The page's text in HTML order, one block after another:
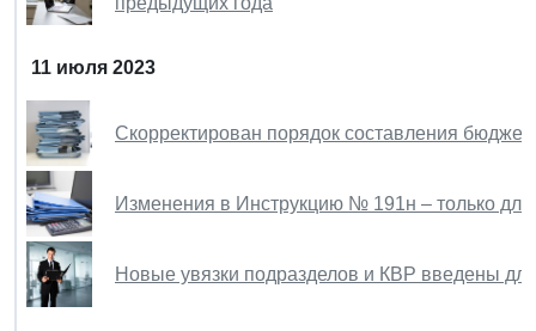
11 июля 2023
Скорректирован порядок составления
Изменения в Инструкцию № 191н – только для
Новые увязки подразделов и КВР введены